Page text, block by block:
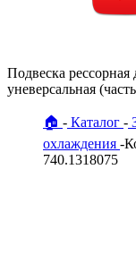
Подвеска
уневерсальная
🏠 Каталог
охлаждения
740.1318075